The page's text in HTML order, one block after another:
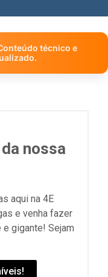
técnico e
nossa
aqui na 4E
e venha fazer
gigante! Sejam